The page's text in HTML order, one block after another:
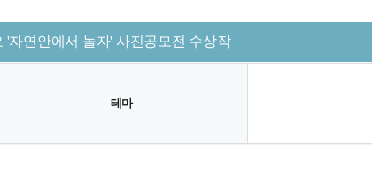
자연안에서 놀자' 사진공모전 수상작
테마